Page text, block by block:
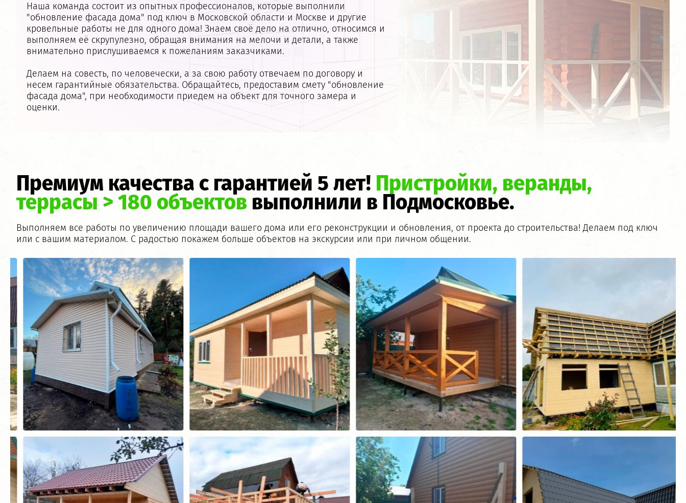
Наша команда состоит из опытных профессионалов, которые выполнили
"обновление фасада дома" под ключ в Московской области и Москве и другие
кровельные работы не для одного дома! Знаем своё дело на отлично, относимся и
выполняем её скрупулезно, обращая внимания на мелочи и детали, а также
внимательно прислушиваемся к пожеланиям заказчиками.
Делаем на совесть, по человечески, а за свою работу отвечаем по договору и
несем гарантийные обязательства. Обращайтесь, предоставим смету "обновление
фасада дома", при необходимости приедем на объект для точного замера и
оценки.
Премиум качества с гарантией 5 лет! Пристройки, веранды,
террасы > 180 объектов выполнили в Подмосковье.
Выполняем все работы по увеличению площади вашего дома или его реконструкции и обновления, от проекта до строительства! Делаем под ключ
или с вашим материалом. С радостью покажем больше объектов на экскурсии или при личном общении.